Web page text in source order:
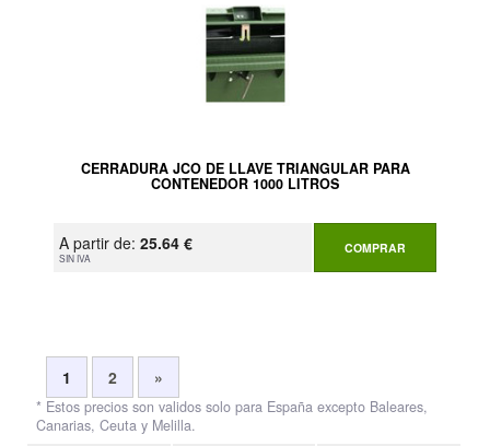
CERRADURA JCO DE LLAVE TRIANGULAR PARA
CONTENEDOR 1000 LITROS
A partir de: 25.64 €
SIN IVA
COMPRAR
1 2 »
* Estos precios son validos solo para España excepto Baleares,
Canarias, Ceuta y Melilla.